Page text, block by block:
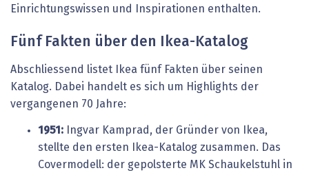
Einrichtungswissen und Inspirationen enthalten.
Fünf Fakten über den Ikea-Katalog
Abschliessend listet Ikea fünf Fakten über seinen
Katalog. Dabei handelt es sich um Highlights der
vergangenen 70 Jahre:
1951:
Ingvar Kamprad, der Gründer von Ikea,
stellte den ersten Ikea-Katalog zusammen. Das
Covermodell: der gepolsterte MK Schaukelstuhl in